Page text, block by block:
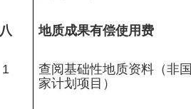
八 地质成果有偿使用费
1
查阅基础性地质资料（非
家计划项目）